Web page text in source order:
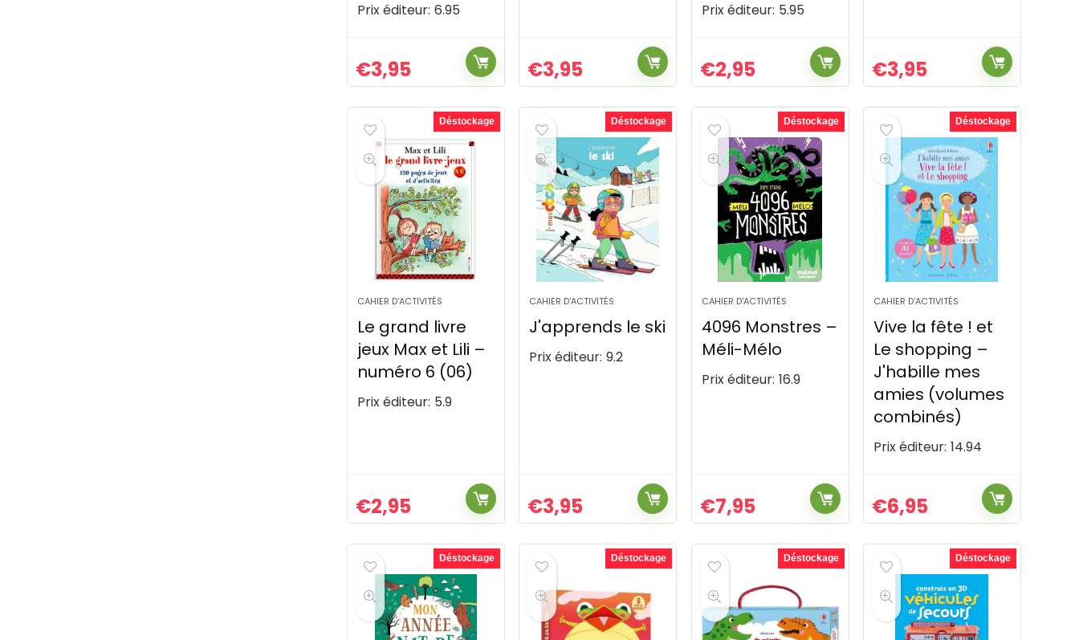
Prix éditeur: 6.95
€3,95 €3,95
Prix éditeur: 5.95
€2,95 €3,95
Déstockage
CAHIER D'ACTIVITÉS
Le grand livre
jeux Max et Lili –
numéro 6 (06)
Prix éditeur: 5.9
€2,95
Déstockage
CAHIER D'ACTIVITÉS
J'apprends le ski
Prix éditeur: 9.2
€3,95
Déstockage
CAHIER D'ACTIVITÉS
4096 Monstres –
Méli-Mélo
Prix éditeur: 16.9
€7,95
Déstockage
CAHIER D'ACTIVITÉS
Vive la fête ! et
Le shopping –
J'habille mes
amies (volumes
combinés)
Prix éditeur: 14.94
€6,95
Déstockage Déstockage Déstockage Déstockage